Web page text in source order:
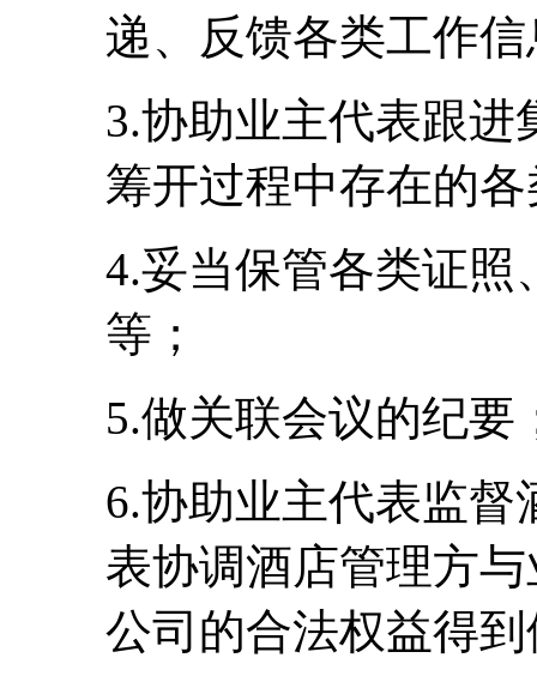
递、反馈各类工作
3.协助业主代表跟
筹开过程中存在的
4.妥当保管各类证照
等；
5.做关联会议的纪要
6.协助业主代表监
表协调酒店管理方
公司的合法权益得